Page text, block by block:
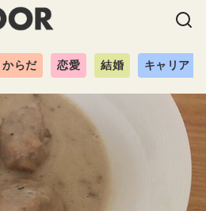
からだ 恋愛 結婚 キャリア